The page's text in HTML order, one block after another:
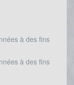
à des fins
à des fins